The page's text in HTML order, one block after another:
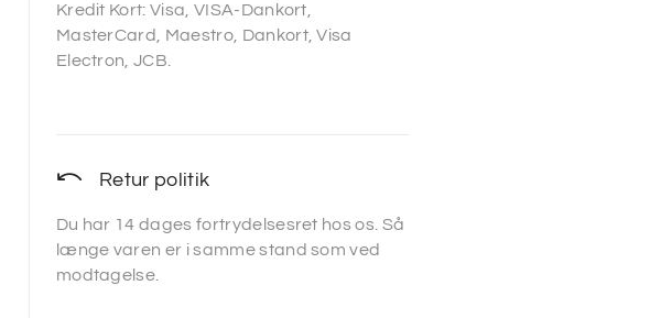
Kredit Kort: Visa, VISA-Dankort,
MasterCard, Maestro, Dankort, Visa
Electron, JCB.
Retur politik
Du har 14 dages fortrydelsesret hos os. Så
længe varen er i samme stand som ved
modtagelse.